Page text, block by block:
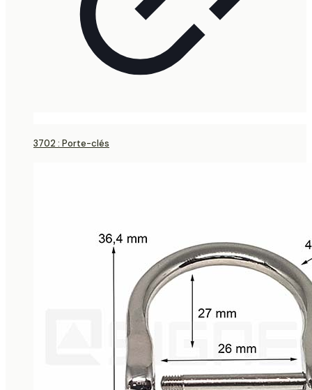
3702 : Porte-clés